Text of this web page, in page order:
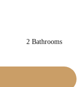
2 Bathrooms